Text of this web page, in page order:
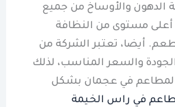
الدهون والأوساخ من جميع
أعلى مستوى من النظافة
أيضا، تعتبر الشركة من
والسعر المناسب، لذلك
المطاعم في عجمان بشكل
في راس الخيمة